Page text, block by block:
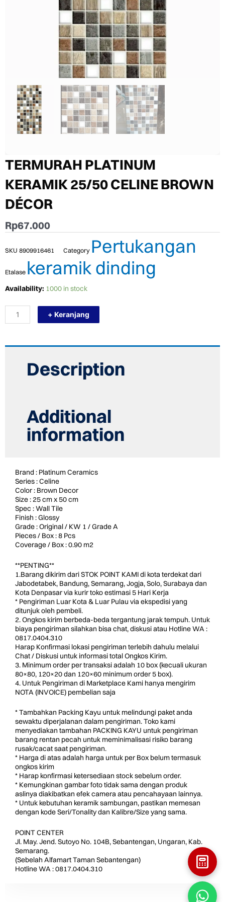
TERMURAH PLATINUM
KERAMIK 25/50 CELINE BROWN
DÉCOR
Rp67.000
SKU 8909916461 Category Pertukangan
Etalase keramik dinding
Availability: 1000 in stock
TERMURAH
KERAMIK
25/50
CELINE
+ Keranjang
Description
Additional
information
Brand : Platinum Ceramics
Series : Celine
Color : Brown Decor
Size : 25 cm x 50 cm
Spec : Wall Tile
Finish : Glossy
Grade : Original / KW 1 / Grade A
Pieces / Box : 8 Pcs
Coverage / Box : 0.90 m2
**PENTING**
1.Barang dikirim dari STOK POINT KAMI di kota terdekat dari
Jabodetabek, Bandung, Semarang, Jogja, Solo, Surabaya dan
Kota Denpasar via kurir toko estimasi 5 Hari Kerja
* Pengiriman Luar Kota & Luar Pulau via ekspedisi yang
ditunjuk oleh pembeli.
2. Ongkos kirim berbeda-beda tergantung jarak tempuh. Untuk
biaya pengiriman silahkan bisa chat, diskusi atau Hotline WA :
0817.0404.310
Harap Konfirmasi lokasi pengiriman terlebih dahulu melalui
Chat / Diskusi untuk informasi total Ongkos Kirim.
3. Minimum order per transaksi adalah 10 box (kecuali ukuran
80×80, 120×20 dan 120×60 minimum order 5 box).
4. Untuk Pengiriman di Marketplace Kami hanya mengirim
NOTA (INVOICE) pembelian saja
* Tambahkan Packing Kayu untuk melindungi paket anda
sewaktu diperjalanan dalam pengiriman. Toko kami
menyediakan tambahan PACKING KAYU untuk pengiriman
barang rentan pecah untuk meminimalisasi risiko barang
rusak/cacat saat pengiriman.
* Harga di atas adalah harga untuk per Box belum termasuk
ongkos kirim
* Harap konfirmasi ketersediaan stock sebelum order.
* Kemungkinan gambar foto tidak sama dengan produk
aslinya diakibatkan efek camera atau pencahayaan lainnya.
* Untuk kebutuhan keramik sambungan, pastikan memesan
dengan kode Seri/Tonality dan Kalibre/Size yang sama.
POINT CENTER
Jl. May. Jend. Sutoyo No. 104B, Sebantengan, Ungaran, Kab.
Semarang.
(Sebelah Alfamart Taman Sebantengan)
Hotline WA : 0817.0404.310